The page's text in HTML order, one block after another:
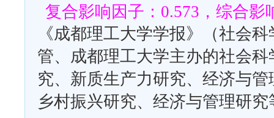
复合影响因子：0.573，综合影
《成都理工大学学报》（社会
管、成都理工大学主办的社会
究、新质生产力研究、经济与
乡村振兴研究、经济与管理研究